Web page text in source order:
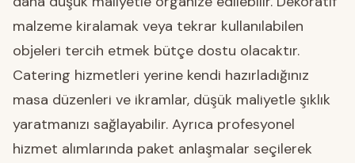
malzeme kiralamak veya tekrar kullanılabilen
objeleri tercih etmek bütçe dostu olacaktır.
Catering hizmetleri yerine kendi hazırladığınız
masa düzenleri ve ikramlar, düşük maliyetle şıklık
yaratmanızı sağlayabilir. Ayrıca profesyonel
hizmet alımlarında paket anlaşmalar seçilerek